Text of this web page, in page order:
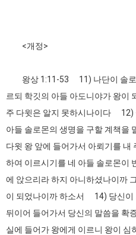
<개정>
왕상 1:11-53 11) 나단이 솔로
르되 학깃의 아들 아도니야가 왕이
주 다윗은 알지 못하시나이다 12)
아들 솔로몬의 생명을 구할 계책
다윗 왕 앞에 들어가서 아뢰기를 내
하여 이르시기를 네 아들 솔로몬이
에 앉으리라 하지 아니하셨나이까
이 되었나이까 하소서 14) 당신이
뒤이어 들어가서 당신의 말씀을
실에 들어가 왕에게 이르니 왕이 심